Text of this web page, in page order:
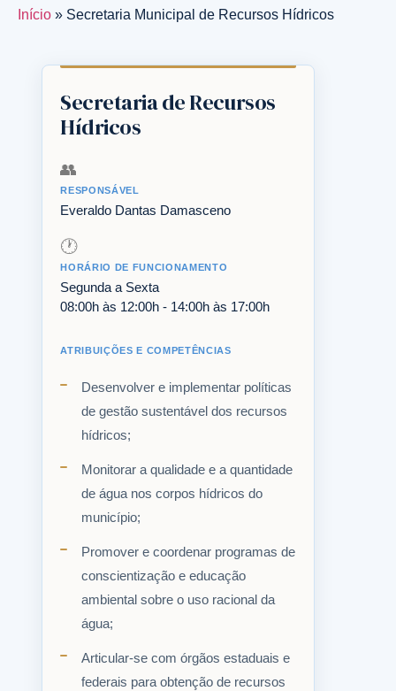
Início » Secretaria Municipal de Recursos Hídricos
Secretaria de Recursos
Hídricos
👥
RESPONSÁVEL
Everaldo Dantas Damasceno
🕐
HORÁRIO DE FUNCIONAMENTO
Segunda a Sexta
08:00h às 12:00h - 14:00h às 17:00h
ATRIBUIÇÕES E COMPETÊNCIAS
Desenvolver e implementar políticas
de gestão sustentável dos recursos
hídricos;
Monitorar a qualidade e a quantidade
de água nos corpos hídricos do
município;
Promover e coordenar programas de
conscientização e educação
ambiental sobre o uso racional da
água;
Articular-se com órgãos estaduais e
federais para obtenção de recursos